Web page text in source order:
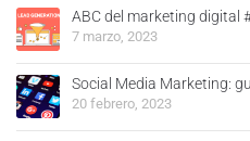
ABC del marketing digital
7 marzo, 2023
Social Media Marketing:
20 febrero, 2023